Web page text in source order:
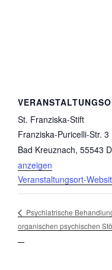
St. Franziska-Stift
Franziska-Puricelli-Str. 3
Bad Kreuznach, 55543
anzeigen
Veranstaltungsort-
Psychiatrische
organischen psychischen